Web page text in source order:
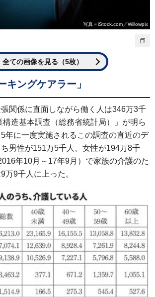
写真＝iStock.com／Willowpix
全ての画像を見る（5枚）
キングケアラー」
関係に直面しながら働く人は346万3千
構造基本調査（総務省統計局）」が明ら
年に一度実施されるこの調査の直近のデ
男性が151万5千人、女性が194万8千
年10月～17年9月）で家族の介護のた
万9千人に上った。